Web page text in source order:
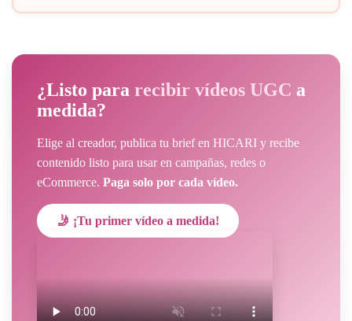
¿Listo para recibir vídeos UGC a
medida?
Elige al creador, publica tu brief en HICARI y recibe
contenido listo para usar en campañas, redes o
eCommerce. Paga solo por cada vídeo.
🤳 ¡Tu primer vídeo a medida!